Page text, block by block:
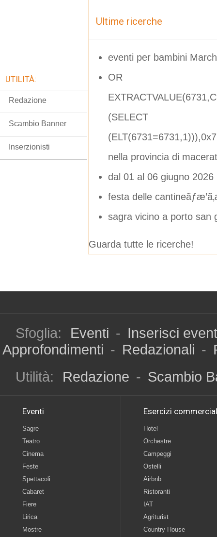
Ultime ricerche
eventi per bambini
OR
(SELECT
nella provincia di
dal 01 al 06 giugno 2026
festa delle
sagra vicino a porto san
Guarda tutte le ricerche!
UTILITÀ:
Redazione
Scambio Banner
Inserzionisti
Sfoglia: Eventi - Inserisci
Approfondimenti - Redazionali -
Utilità:
Redazione - Scambio
Eventi
Sagre
Teatro
Cinema
Feste
Spettacoli
Cabaret
Fiere
Lirica
Mostre
Esercizi
Hotel
Orchestre
Campeggi
Ostelli
Airbnb
Ristoranti
IAT
Agriturist
Country House